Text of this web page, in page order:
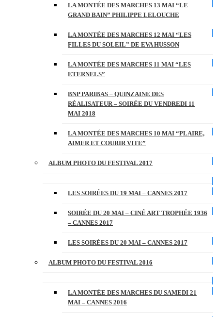
LA MONTÉE DES MARCHES 13 MAI “LE
GRAND BAIN” PHILIPPE LELOUCHE
LA MONTÉE DES MARCHES 12 MAI “LES
FILLES DU SOLEIL” DE EVA HUSSON
LA MONTÉE DES MARCHES 11 MAI “LES
ETERNELS”
BNP PARIBAS – QUINZAINE DES
RÉALISATEUR – SOIRÉE DU VENDREDI 11
MAI 2018
LA MONTÉE DES MARCHES 10 MAI “PLAIRE,
AIMER ET COURIR VITE”
ALBUM PHOTO DU FESTIVAL 2017
LES SOIRÉES DU 19 MAI – CANNES 2017
SOIRÉE DU 20 MAI – CINÉ ART TROPHÉE 1936
– CANNES 2017
LES SOIRÉES DU 20 MAI – CANNES 2017
ALBUM PHOTO DU FESTIVAL 2016
LA MONTÉE DES MARCHES DU SAMEDI 21
MAI – CANNES 2016